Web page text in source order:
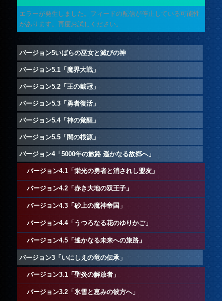
エラーが発生しました。フィードの配信が停止している可能性
があります。再度お試しください。
バージョン5いばらの巫女と滅びの神
バージョン5.1「魔界大戦」
バージョン5.2「王の戴冠」
バージョン5.3「勇者復活」
バージョン5.4「神の覚醒」
バージョン5.5「闇の根源」
バージョン4「5000年の旅路 遥かなる故郷へ」
バージョン4.1「栄光の勇者と消されし盟友」
バージョン4.2「赤き大地の双王子」
バージョン4.3「砂上の魔神帝国」
バージョン4.4「うつろなる花のゆりかご」
バージョン4.5「遙かなる未来への旅路」
バージョン3「いにしえの竜の伝承」
バージョン3.1「聖炎の解放者」
バージョン3.2「氷雪と恵みの彼方へ」